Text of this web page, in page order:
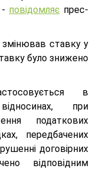
- повідомляє прес-
ставку у
було знижено
в
при
податкових
передбачених
договірних
відповідним